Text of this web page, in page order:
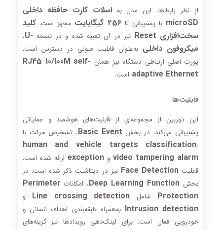
از نظر رابط‌ها، این مدل بهاسلات کارت حافظه داخلی
microSD با پشتیبانی تا256 گیگابایت مجهز است. کلید
سخت‌افزاری Reset
نیز در آن تعبیه شده و در نسخه -U ،
میکروفون داخلی به‌عنوان قابلیت صوتی در دسترس است.
پورت اصلی ارتباطی دستگاه نیز همان RJ45 10/100M self-
adaptive Ethernet است.
قابلیت‌ها
این دوربین از مجموعه‌ای از قابلیت‌های هوشمند و عملیاتی
پشتیبانی می‌کند. در بخش Basic Event، تشخیص حرکت با
human and vehicle targets classification،
video tampering alarmو exception ارائه شده است.
قابلیتFace Detection نیز در دیتاشیت ذکر شده است. در
بخش Deep Learning Function، امکانات Perimeter
Protection شامل Line crossing detection و
Intrusion detection به‌همراه طبقه‌بندی اهداف انسانی و
خودرویی فعال است. برای لینک‌دهی رویدادها نیز گزینه‌های